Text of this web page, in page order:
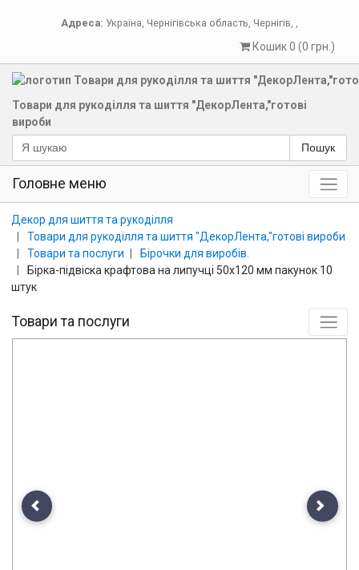
Адреса: Україна, Чернігівська область, Чернігів, ,
Кошик 0 (0 грн.)
Товари для рукоділля та шиття "ДекорЛента,"готові
вироби
Пошук
Головне меню
Декор для шиття та рукоділля
Товари для рукоділля та шиття "ДекорЛента,"готові вироби
Товари та послуги
Бірочки для виробів.
Бірка-підвіска крафтова на липучці 50х120 мм пакунок 10
штук
Товари та послуги
Previous Next